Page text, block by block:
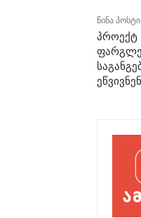
წინა პოსტი
პროექტ
ეწვივნენ